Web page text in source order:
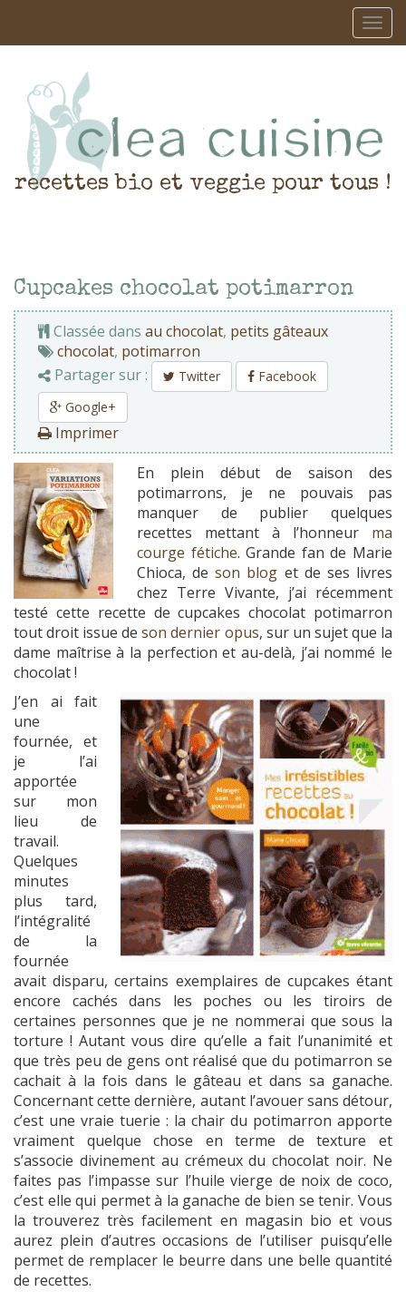
recettes bio et veggie pour tous !
Cupcakes chocolat potimarron
Classée dans au chocolat, petits gâteaux
chocolat, potimarron
Partager sur :
Twitter
Facebook
Google+
Imprimer
En plein début de saison des
potimarrons, je ne pouvais pas
manquer de publier quelques
recettes mettant à l’honneur ma
courge fétiche. Grande fan de Marie
Chioca, deson blog et de ses livres
chez Terre Vivante, j’ai récemment
testé cette recette de cupcakes chocolat potimarron
tout droit issue deson dernier opus, sur un sujet que la
dame maîtrise à la perfection et au-delà, j’ai nommé le
chocolat !
J’en ai fait
une
fournée, et
je l’ai
apportée
sur mon
lieu de
travail.
Quelques
minutes
plus tard,
l’intégralité
de la
fournée
avait disparu, certains exemplaires de cupcakes étant
encore cachés dans les poches ou les tiroirs de
certaines personnes que je ne nommerai que sous la
torture ! Autant vous dire qu’elle a fait l’unanimité et
que très peu de gens ont réalisé que du potimarron se
cachait à la fois dans le gâteau et dans sa ganache.
Concernant cette dernière, autant l’avouer sans détour,
c’est une vraie tuerie : la chair du potimarron apporte
vraiment quelque chose en terme de texture et
s’associe divinement au crémeux du chocolat noir. Ne
faites pas l’impasse sur l’huile vierge de noix de coco,
c’est elle qui permet à la ganache de bien se tenir. Vous
la trouverez très facilement en magasin bio et vous
aurez plein d’autres occasions de l’utiliser puisqu’elle
permet de remplacer le beurre dans une belle quantité
de recettes.